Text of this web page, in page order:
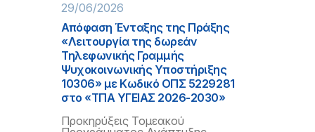
29/06/2026
Απόφαση Ένταξης της Πράξης
«Λειτουργία της δωρεάν
Τηλεφωνικής Γραμμής
Ψυχοκοινωνικής Υποστήριξης
10306» με Κωδικό ΟΠΣ 5229281
στο «ΤΠΑ ΥΓΕΙΑΣ 2026-2030»
Προκηρύξεις Τομεακού